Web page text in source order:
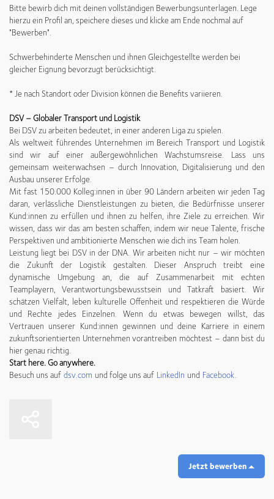
Bitte bewirb dich mit deinen vollständigen Bewerbungsunterlagen. Lege
hierzu ein Profil an, speichere dieses und klicke am Ende nochmal auf
"Bewerben".
Schwerbehinderte Menschen und ihnen Gleichgestellte werden bei
gleicher Eignung bevorzugt berücksichtigt.
* Je nach Standort oder Division können die Benefits variieren.
DSV – Globaler Transport und Logistik
Bei DSV zu arbeiten bedeutet, in einer anderen Liga zu spielen.
Als weltweit führendes Unternehmen im Bereich Transport und Logistik
sind wir auf einer außergewöhnlichen Wachstumsreise. Lass uns
gemeinsam weiterwachsen – durch Innovation, Digitalisierung und den
Ausbau unserer Erfolge.
Mit fast 150.000 Kolleg:innen in über 90 Ländern arbeiten wir jeden Tag
daran, verlässliche Dienstleistungen zu bieten, die Bedürfnisse unserer
Kund:innen zu erfüllen und ihnen zu helfen, ihre Ziele zu erreichen. Wir
wissen, dass wir das am besten schaffen, indem wir neue Talente, frische
Perspektiven und ambitionierte Menschen wie dich ins Team holen.
Leistung liegt bei DSV in der DNA. Wir arbeiten nicht nur – wir möchten
die Zukunft der Logistik gestalten. Dieser Anspruch treibt eine
dynamische Umgebung an, die auf Zusammenarbeit mit echten
Teamplayern, Verantwortungsbewusstsein und Tatkraft basiert. Wir
schätzen Vielfalt, leben kulturelle Offenheit und respektieren die Würde
und Rechte jedes Einzelnen. Wenn du etwas bewegen willst, das
Vertrauen unserer Kund:innen gewinnen und deine Karriere in einem
zukunftsorientierten Unternehmen vorantreiben möchtest – dann bist du
hier genau richtig.
Start here. Go anywhere.
Besuch uns aufdsv.com und folge uns auf LinkedIn und Facebook.
Jetzt bewerben